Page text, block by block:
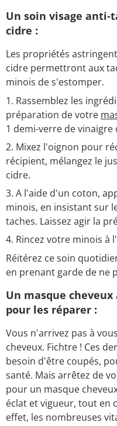
Un soin visage anti-
cidre :
Les propriétés
cidre permettront aux
minois de s'estomper.
Rassemblez les
préparation de votre
1 demi-verre de vinaigre
Mixez l'oignon pour
récipient, mélangez le
cidre.
A l'aide d'un coton,
minois, en insistant sur
taches. Laissez agir la
Rincez votre minois à
Réitérez ce soin
en prenant garde de ne
Un masque
pour les réparer :
Vous n'arrivez pas à
cheveux. Fichtre ! Ces
besoin d'être coupés,
santé. Mais arrêtez de
pour un masque
éclat et vigueur, tout en
effet, les nombreuses